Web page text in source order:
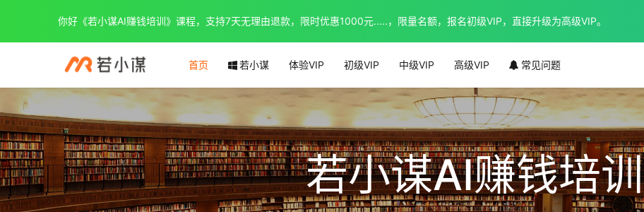
首页 若小谋 体验VIP 初级VIP 中级VIP 高级VIP 常见问题
若小谋AI赚钱培训
你好《若小谋AI赚钱培训》课程，支持7天无理由退款，限时优惠1000元.....，限量名额，报名初级VIP，直接升级为高级VIP。